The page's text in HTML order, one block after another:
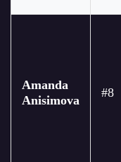
Amanda
Anisimova
#8